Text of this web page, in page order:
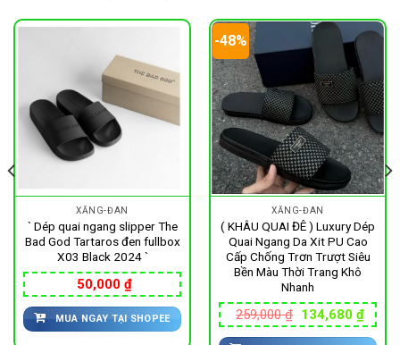
XĂNG-ĐAN
` Dép quai ngang slipper The
Bad God Tartaros đen fullbox
X03 Black 2024 `
50,000 ₫
MUA NGAY TẠI SHOPEE
-48%
XĂNG-ĐAN
( KHÂU QUAI ĐÊ ) Luxury Dép
Quai Ngang Da Xit PU Cao
Cấp Chống Trơn Trượt Siêu
Bền Màu Thời Trang Khô
Nhanh
259,000₫ Giá
gốc
là:
134,680 ₫Giá
hiện
tại